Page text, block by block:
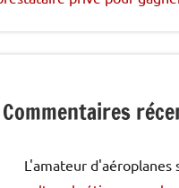
Commentaires
L'amateur d'aéroplanes